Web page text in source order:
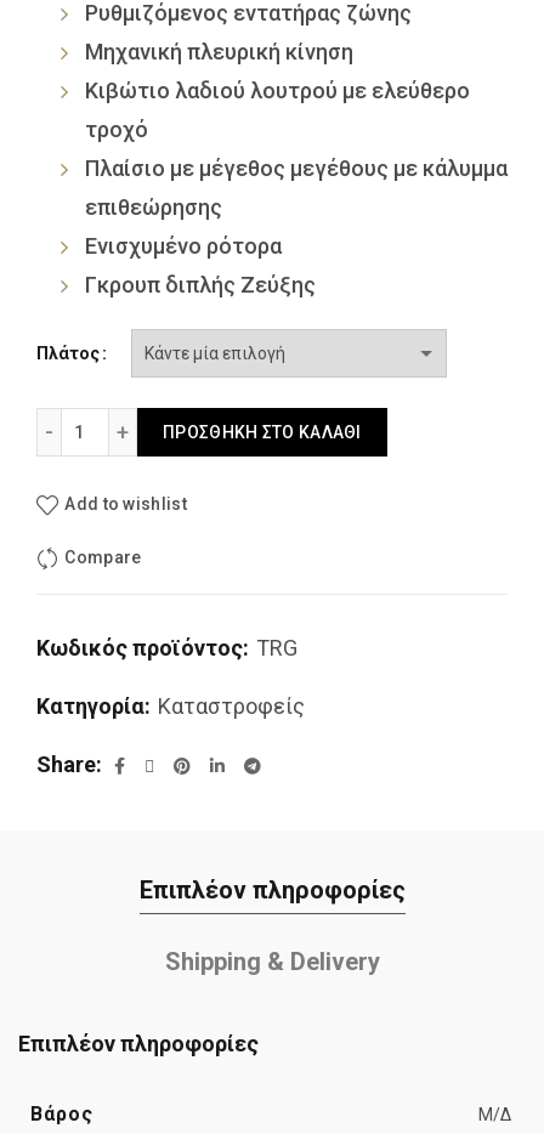
Ρυθμιζόμενος εντατήρας ζώνης
Μηχανική πλευρική κίνηση
Κιβώτιο λαδιού λουτρού με ελεύθερο
τροχό
Πλαίσιο με μέγεθος μεγέθους με κάλυμμα
επιθεώρησης
Ενισχυμένο ρότορα
Γκρουπ διπλής Ζεύξης
Πλάτος
ΠΡΟΣΘΉΚΗ ΣΤΟ ΚΑΛΆΘΙ
Add to wishlist
Compare
Κωδικός προϊόντος: TRG
Κατηγορία: Καταστροφείς
Share
Επιπλέον πληροφορίες
Shipping & Delivery
Επιπλέον πληροφορίες
Βάρος Μ/Δ